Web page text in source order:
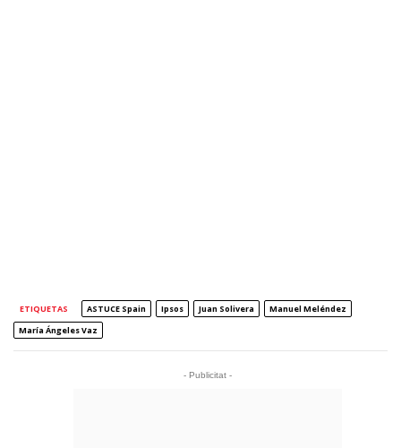
ETIQUETAS ASTUCE Spain Ipsos Juan Solivera
Manuel Meléndez
María Ángeles Vaz
- Publicitat -